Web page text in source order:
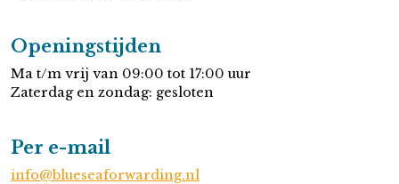
Openingstijden
Ma t/m vrij van 09:00 tot 17:00 uur
Zaterdag en zondag: gesloten
Per e-mail
info@blueseaforwarding.nl